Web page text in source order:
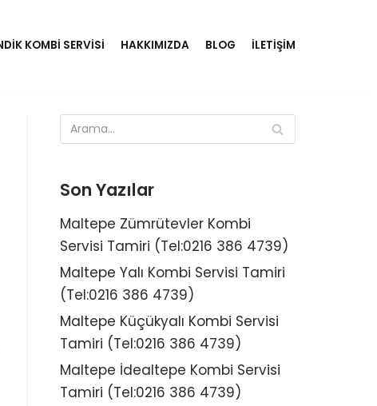
KOMBI SERVISI HAKKIMIZDA BLOG İLETIŞIM
Son Yazılar
Maltepe Zümrütevler Kombi
Servisi Tamiri (Tel:0216 386 4739)
Maltepe Yalı Kombi Servisi Tamiri
(Tel:0216 386 4739)
Maltepe Küçükyalı Kombi Servisi
Tamiri (Tel:0216 386 4739)
Maltepe İdealtepe Kombi Servisi
Tamiri (Tel:0216 386 4739)